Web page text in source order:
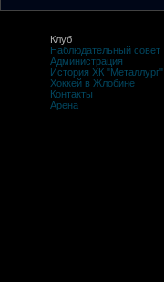
Клуб
Наблюдательный совет
Администрация
История ХК "Металлург"
Хоккей в Жлобине
Контакты
Арена